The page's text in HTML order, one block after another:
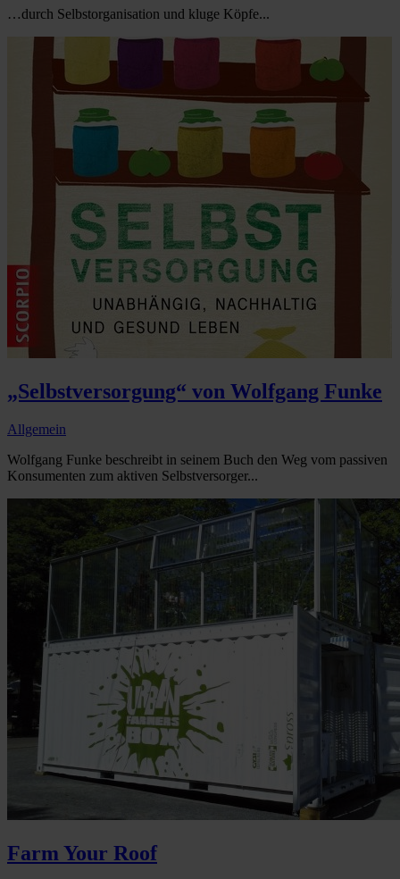
…durch Selbstorganisation und kluge Köpfe...
„Selbstversorgung“ von Wolfgang Funke
Allgemein
Wolfgang Funke beschreibt in seinem Buch den Weg vom passiven
Konsumenten zum aktiven Selbstversorger...
Farm Your Roof